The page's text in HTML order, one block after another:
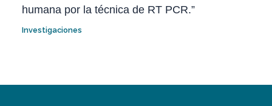
humana por la técnica de RT PCR.”
Investigaciones